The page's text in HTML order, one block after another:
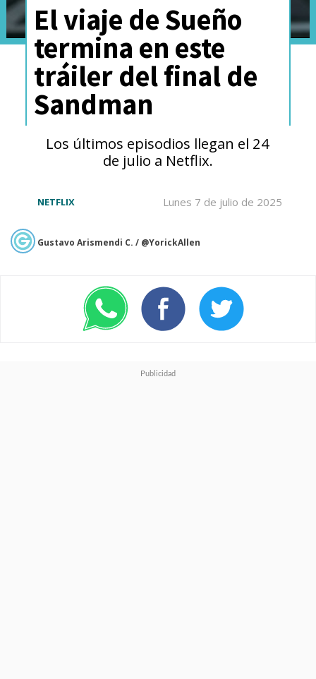
El viaje de Sueño
termina en este
tráiler del final de
Sandman
Los últimos episodios llegan el 24
de julio a Netflix.
Lunes 7 de julio de 2025
NETFLIX
Gustavo Arismendi C. / @YorickAllen